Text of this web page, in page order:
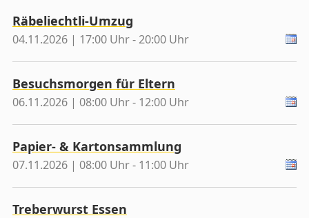
Räbeliechtli-Umzug
04.11.2026 | 17:00 Uhr - 20:00 Uhr
Besuchsmorgen für Eltern
06.11.2026 | 08:00 Uhr - 12:00 Uhr
Papier- & Kartonsammlung
07.11.2026 | 08:00 Uhr - 11:00 Uhr
Treberwurst Essen